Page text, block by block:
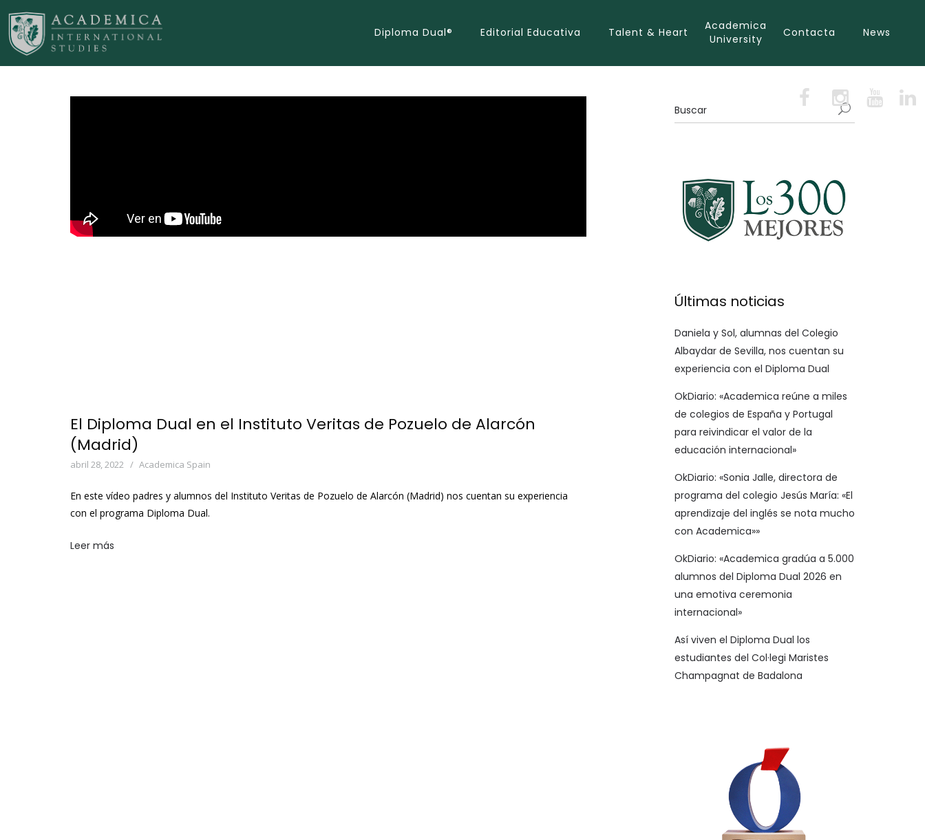
Diploma Dual® Editorial Educativa Talent & Heart
Academica
University
Contacta News
El Diploma Dual en el Instituto Veritas de Pozuelo de Alarcón
(Madrid)
abril 28, 2022 Academica Spain
En este vídeo padres y alumnos del Instituto Veritas de Pozuelo de Alarcón (Madrid) nos cuentan su experiencia
con el programa Diploma Dual.
Leer más
Últimas noticias
Daniela y Sol, alumnas del Colegio
Albaydar de Sevilla, nos cuentan su
experiencia con el Diploma Dual
OkDiario: «Academica reúne a miles
de colegios de España y Portugal
para reivindicar el valor de la
educación internacional»
OkDiario: «Sonia Jalle, directora de
programa del colegio Jesús María: «El
aprendizaje del inglés se nota mucho
con Academica»»
OkDiario: «Academica gradúa a 5.000
alumnos del Diploma Dual 2026 en
una emotiva ceremonia
internacional»
Así viven el Diploma Dual los
estudiantes del Col·legi Maristes
Champagnat de Badalona